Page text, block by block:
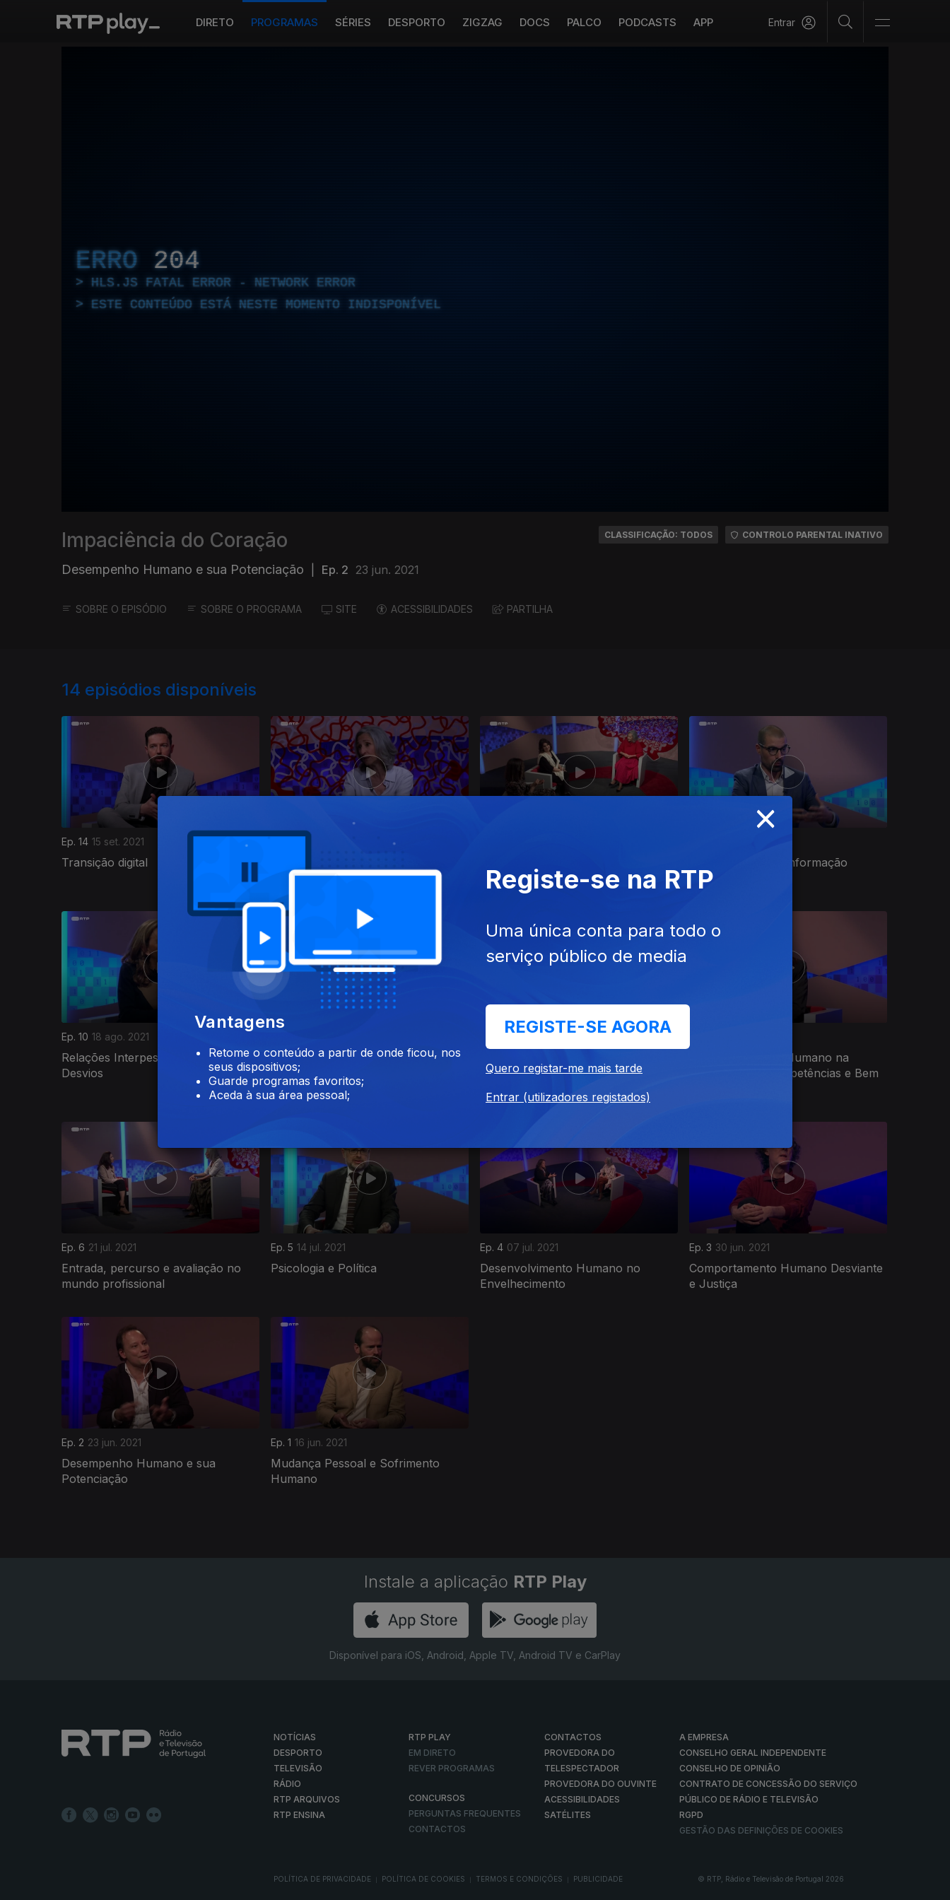
DIRETO PROGRAMAS SÉRIES DESPORTO ZIGZAG DOCS PALCO PODCASTS APP Entrar
ERRO 204
HLS.JS FATAL ERROR - NETWORK ERROR
ESTE CONTEÚDO ESTÁ NESTE MOMENTO INDISPONÍVEL
Impaciência do Coração
Desempenho Humano e sua Potenciação Ep. 2 23 jun. 2021
CLASSIFICAÇÃO: TODOS CONTROLO PARENTAL INATIVO
SOBRE O EPISÓDIO SOBRE O PROGRAMA SITE ACESSIBILIDADES PARTILHA
14 episódios disponíveis
Ep. 14 15 set. 2021
Transição digital
Potenciação
Informação e Desinformação
Ep. 10 18 ago. 2021
Relações Interpessoais e seus
Desvios
Luto e Cuidados Paliativos
04 ago. 2021
Desenvolvimento Humano na
Promoção de Competências e Bem
Ep. 6 21 jul. 2021
Entrada, percurso e avaliação no
mundo profissional
Ep. 5 14 jul. 2021
Psicologia e Política
Ep. 4 07 jul. 2021
Desenvolvimento Humano no
Envelhecimento
Ep. 3 30 jun. 2021
Comportamento Humano Desviante
e Justiça
554725
Ep. 2 23 jun. 2021
Desempenho Humano e sua
Potenciação
Ep. 1 16 jun. 2021
Mudança Pessoal e Sofrimento
Humano
551666
Instale a aplicação RTP Play
Disponível para iOS, Android, Apple TV, Android TV e CarPlay
NOTÍCIAS
DESPORTO
TELEVISÃO
RÁDIO
RTP ARQUIVOS
RTP ENSINA
RTP PLAY
EM DIRETO
REVER PROGRAMAS
CONCURSOS
PERGUNTAS FREQUENTES
CONTACTOS
CONTACTOS
PROVEDORA DO
TELESPECTADOR
PROVEDORA DO OUVINTE
ACESSIBILIDADES
SATÉLITES
A EMPRESA
CONSELHO GERAL INDEPENDENTE
CONSELHO DE OPINIÃO
CONTRATO DE CONCESSÃO DO SERVIÇO
PÚBLICO DE RÁDIO E TELEVISÃO
RGPD
GESTÃO DAS DEFINIÇÕES DE COOKIES
POLÍTICA DE PRIVACIDADE POLÍTICA DE COOKIES TERMOS E CONDIÇÕES PUBLICIDADE © RTP, Rádio e Televisão de Portugal 2026
×
Vantagens
Retome o conteúdo a partir de onde ficou, nos
seus dispositivos;
Guarde programas favoritos;
Aceda à sua área pessoal;
Registe-se na RTP
Uma única conta para todo o
serviço público de media
REGISTE-SE AGORA
Quero registar-me mais tarde
Entrar (utilizadores registados)